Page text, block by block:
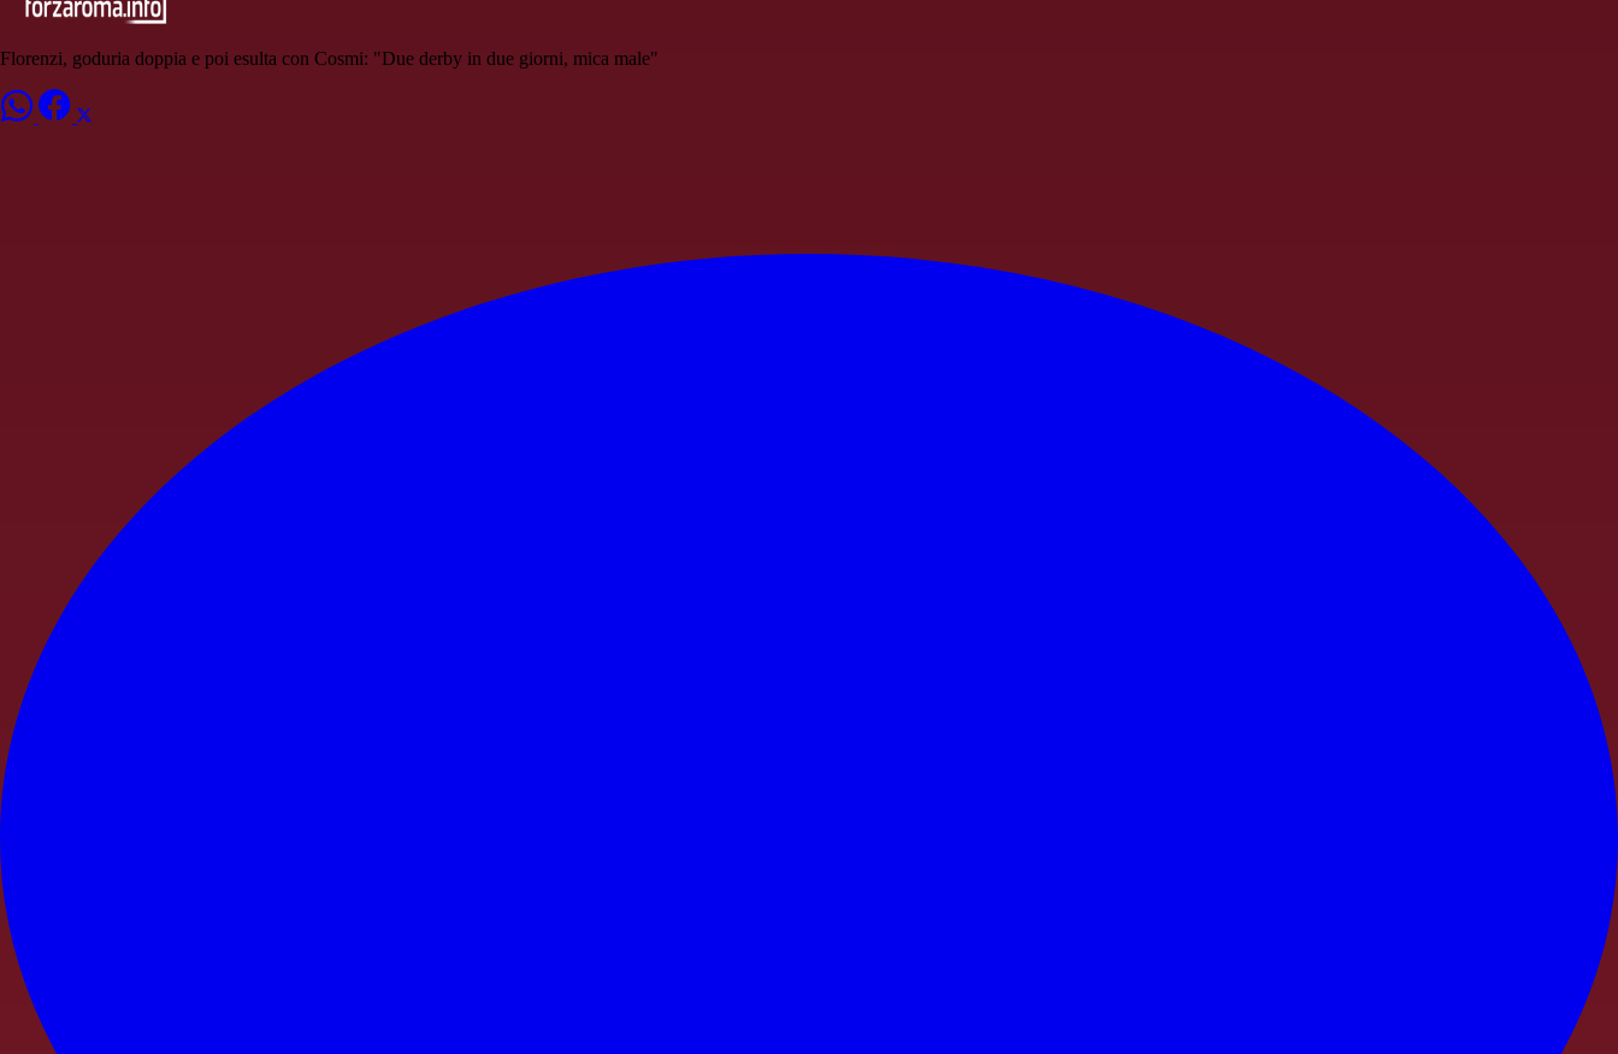
Florenzi, goduria doppia e poi esulta con Cosmi: "Due derby in due giorni, mica male"